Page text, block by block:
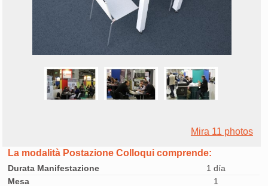
Mira 11 photos
La modalità Postazione Colloqui comprende:
Durata Manifestazione
1 día
Mesa
1